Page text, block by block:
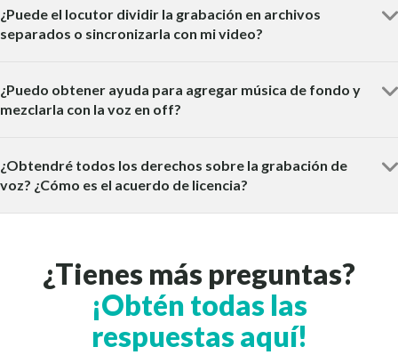
¿Puede el locutor dividir la grabación en archivos
separados o sincronizarla con mi video?
¿Puedo obtener ayuda para agregar música de fondo y
mezclarla con la voz en off?
¿Obtendré todos los derechos sobre la grabación de
voz? ¿Cómo es el acuerdo de licencia?
¿Tienes más preguntas?
¡Obtén todas las
respuestas aquí!